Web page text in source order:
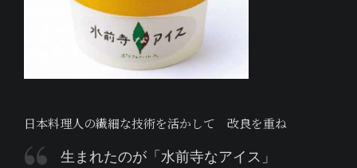
日本料理人の繊細な技術を活かして 改良を重ね
生まれたのが「水前寺なアイス」